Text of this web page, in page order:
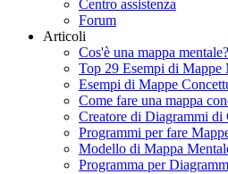
Centro assistenza
Forum
Articoli
Cos'è una mappa mentale?
Top 29 Esempi di Mappe
Esempi di Mappe
Come fare una mappa
Creatore di Diagrammi di
Programmi per fare
Modello di Mappa
Programma per